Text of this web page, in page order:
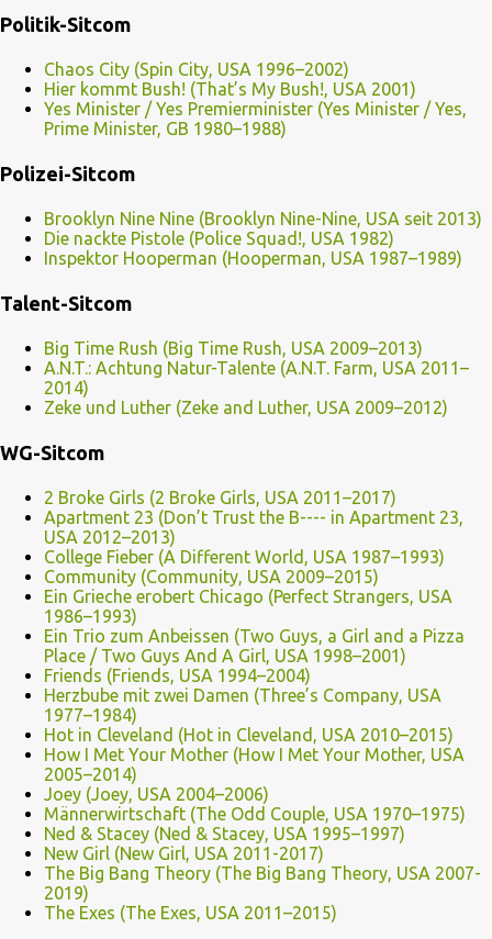
Politik-Sitcom
Chaos City (Spin City, USA 1996–2002)
Hier kommt Bush! (That’s My Bush!, USA 2001)
Yes Minister / Yes Premierminister (Yes Minister / Yes,
Prime Minister, GB 1980–1988)
Polizei-Sitcom
Brooklyn Nine Nine (Brooklyn Nine-Nine, USA seit 2013)
Die nackte Pistole (Police Squad!, USA 1982)
Inspektor Hooperman (Hooperman, USA 1987–1989)
Talent-Sitcom
Big Time Rush (Big Time Rush, USA 2009–2013)
A.N.T.: Achtung Natur-Talente (A.N.T. Farm, USA 2011–
2014)
Zeke und Luther (Zeke and Luther, USA 2009–2012)
WG-Sitcom
2 Broke Girls (2 Broke Girls, USA 2011–2017)
Apartment 23 (Don’t Trust the B---- in Apartment 23,
USA 2012–2013)
College Fieber (A Different World, USA 1987–1993)
Community (Community, USA 2009–2015)
Ein Grieche erobert Chicago (Perfect Strangers, USA
1986–1993)
Ein Trio zum Anbeissen (Two Guys, a Girl and a Pizza
Place / Two Guys And A Girl, USA 1998–2001)
Friends (Friends, USA 1994–2004)
Herzbube mit zwei Damen (Three’s Company, USA
1977–1984)
Hot in Cleveland (Hot in Cleveland, USA 2010–2015)
How I Met Your Mother (How I Met Your Mother, USA
2005–2014)
Joey (Joey, USA 2004–2006)
Männerwirtschaft (The Odd Couple, USA 1970–1975)
Ned & Stacey (Ned & Stacey, USA 1995–1997)
New Girl (New Girl, USA 2011-2017)
The Big Bang Theory (The Big Bang Theory, USA 2007-
2019)
The Exes (The Exes, USA 2011–2015)